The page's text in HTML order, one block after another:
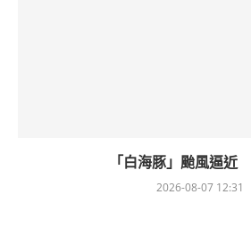
「白海豚」颱風逼近
2026-08-07 12:31